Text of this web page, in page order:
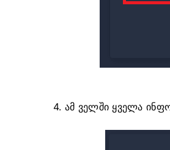
4. ამ ველში ყველა